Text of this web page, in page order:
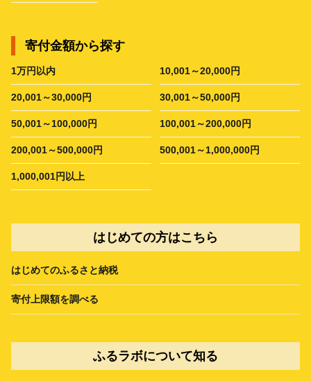
寄付金額から探す
1万円以内 10,001～20,000円
20,001～30,000円 30,001～50,000円
50,001～100,000円 100,001～200,000円
200,001～500,000円 500,001～1,000,000円
1,000,001円以上
はじめての方はこちら
はじめてのふるさと納税
寄付上限額を調べる
ふるラボについて知る